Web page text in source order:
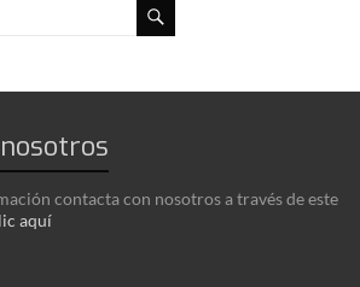
contacta con nosotros a través de este
aquí